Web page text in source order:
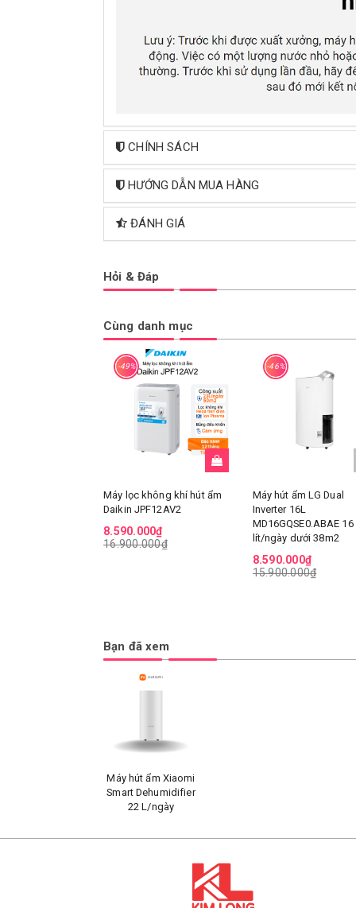
CHÍNH SÁCH
HƯỚNG DẪN MUA HÀNG
ĐÁNH GIÁ
Hỏi & Đáp
Cùng danh mục
-49%
Máy lọc không khí hút ẩm
Daikin JPF12AV2
8.590.000₫
16.900.000₫
-46%
Máy hút ẩm LG Dual
Inverter 16L
MD16GQSE0.ABAE 16
lít/ngày dưới 38m2
8.590.000₫
15.900.000₫
Bạn đã xem
Máy hút ẩm Xiaomi
Smart Dehumidifier
22 L/ngày